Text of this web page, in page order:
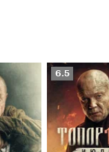
Рейтинг
Кинопоиска
6.5
6.5